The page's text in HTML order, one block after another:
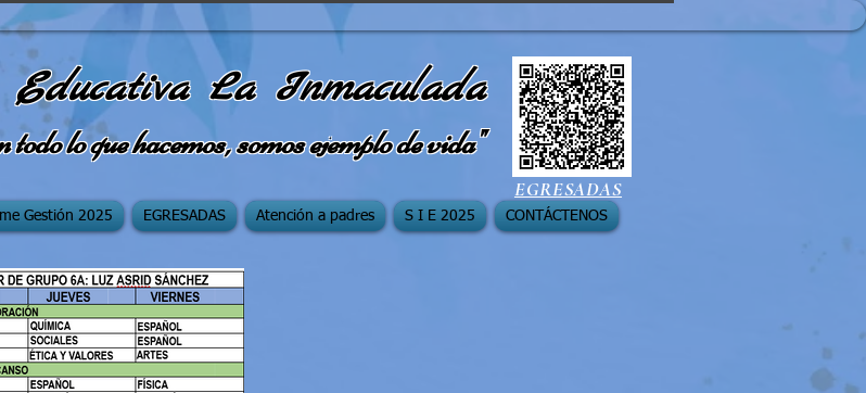
La Inmaculada
todo lo que hacemos, somos ejemplo de vida"
EGRESADAS
Gestión 2025 EGRESADAS Atención a padres S I E 2025 CONTÁCTENOS